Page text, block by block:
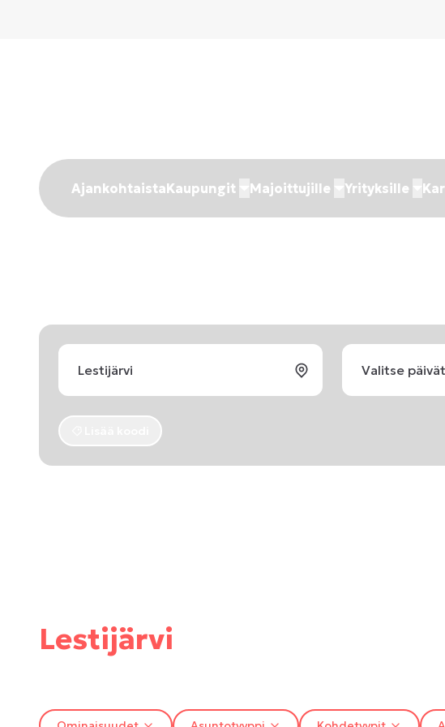
AjankohtaistaKaupungit Majoittujille Yrityksille
Valitse päivät
Lestijärvi